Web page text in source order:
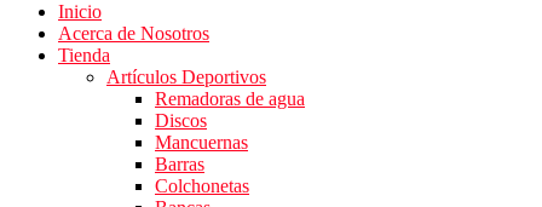
Inicio
Acerca de Nosotros
Tienda
Artículos Deportivos
Remadoras de agua
Discos
Mancuernas
Barras
Colchonetas